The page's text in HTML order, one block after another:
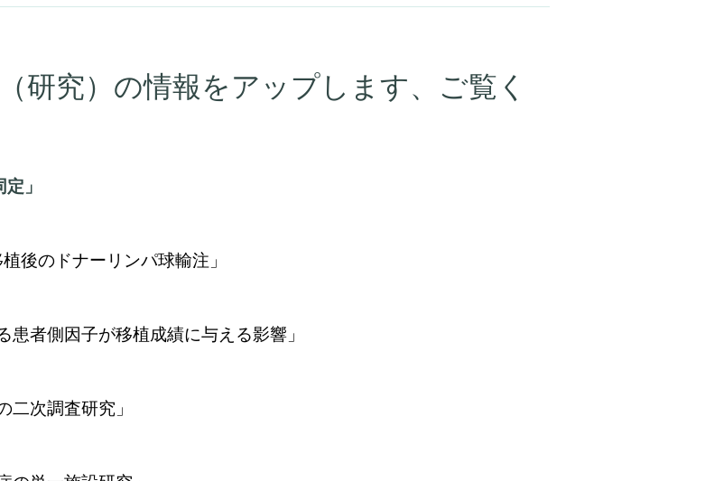
研究）の情報をアップします、ご覧く
」
後のドナーリンパ球輸注」
者側因子が移植成績に与える影響」
次調査研究」